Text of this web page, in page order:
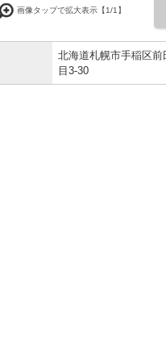
画像タップで拡大表示【1/1】
北海道札幌市手稲区前
目3-30